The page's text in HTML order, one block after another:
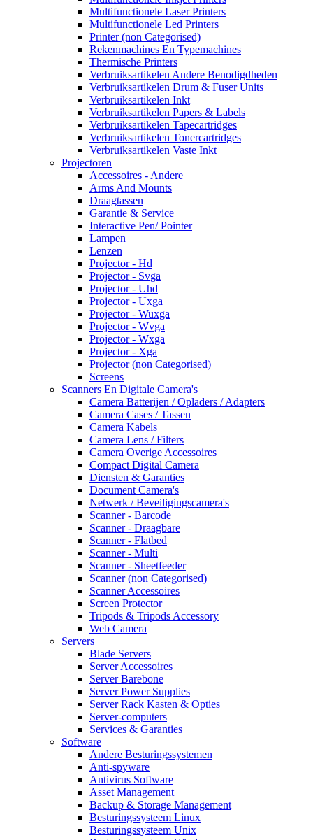
Multifunctionele Laser Printers
Multifunctionele Led Printers
Printer (non Categorised)
Rekenmachines En Typemachines
Thermische Printers
Verbruiksartikelen Andere Benodigdheden
Verbruiksartikelen Drum & Fuser Units
Verbruiksartikelen Inkt
Verbruiksartikelen Papers & Labels
Verbruiksartikelen Tapecartridges
Verbruiksartikelen Tonercartridges
Verbruiksartikelen Vaste Inkt
Projectoren
Accessoires - Andere
Arms And Mounts
Draagtassen
Garantie & Service
Interactive Pen/ Pointer
Lampen
Lenzen
Projector - Hd
Projector - Svga
Projector - Uhd
Projector - Uxga
Projector - Wuxga
Projector - Wvga
Projector - Wxga
Projector - Xga
Projector (non Categorised)
Screens
Scanners En Digitale Camera's
Camera Batterijen / Opladers / Adapters
Camera Cases / Tassen
Camera Kabels
Camera Lens / Filters
Camera Overige Accessoires
Compact Digital Camera
Diensten & Garanties
Document Camera's
Netwerk / Beveiligingscamera's
Scanner - Barcode
Scanner - Draagbare
Scanner - Flatbed
Scanner - Multi
Scanner - Sheetfeeder
Scanner (non Categorised)
Scanner Accessoires
Screen Protector
Tripods & Tripods Accessory
Web Camera
Servers
Blade Servers
Server Accessoires
Server Barebone
Server Power Supplies
Server Rack Kasten & Opties
Server-computers
Services & Garanties
Software
Andere Besturingssystemen
Anti-spyware
Antivirus Software
Asset Management
Backup & Storage Management
Besturingssysteem Linux
Besturingssysteem Unix